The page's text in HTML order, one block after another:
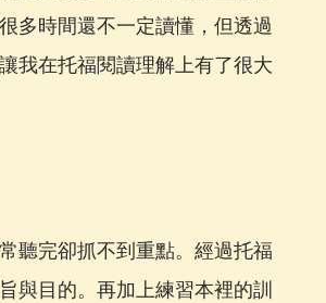
多時間還不一定讀懂，但透過
我在托福閱讀理解上有了很大
聽完卻抓不到重點。經過托福
與目的。再加上練習本裡的訓